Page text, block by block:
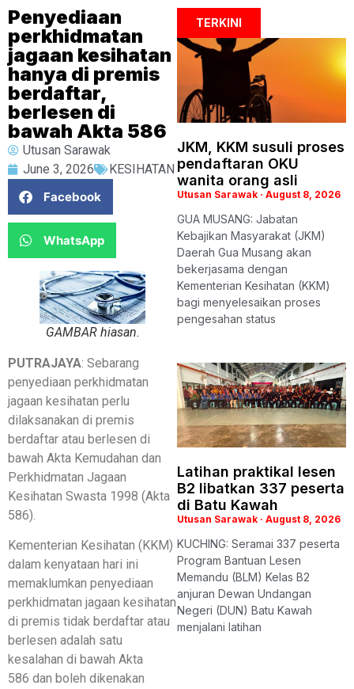
Penyediaan
perkhidmatan
jagaan kesihatan
hanya di premis
berdaftar,
berlesen di
bawah Akta 586
Utusan Sarawak
June 3, 2026
KESIHATAN
Facebook
WhatsApp
GAMBAR hiasan.
PUTRAJAYA: Sebarang
penyediaan perkhidmatan
jagaan kesihatan perlu
dilaksanakan di premis
berdaftar atau berlesen di
bawah Akta Kemudahan dan
Perkhidmatan Jagaan
Kesihatan Swasta 1998 (Akta
586).
Kementerian Kesihatan (KKM)
dalam kenyataan hari ini
memaklumkan penyediaan
perkhidmatan jagaan kesihatan
di premis tidak berdaftar atau
berlesen adalah satu
kesalahan di bawah Akta
586 dan boleh dikenakan
TERKINI
JKM, KKM susuli proses
pendaftaran OKU
wanita orang asli
Utusan Sarawak August 8, 2026
GUA MUSANG: Jabatan
Kebajikan Masyarakat (JKM)
Daerah Gua Musang akan
bekerjasama dengan
Kementerian Kesihatan (KKM)
bagi menyelesaikan proses
pengesahan status
Latihan praktikal lesen
B2 libatkan 337 peserta
di Batu Kawah
Utusan Sarawak August 8, 2026
KUCHING: Seramai 337 peserta
Program Bantuan Lesen
Memandu (BLM) Kelas B2
anjuran Dewan Undangan
Negeri (DUN) Batu Kawah
menjalani latihan